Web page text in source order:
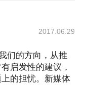
2017.06.29
们的方向，从推
启发性的建议，
的担忧。新媒体